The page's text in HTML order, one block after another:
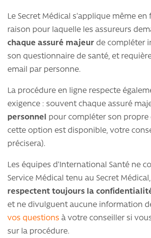
Le Secret Médical s’applique même en
raison pour laquelle les assureurs
chaque assuré majeur de compléter
son questionnaire de santé, et
email par personne.
La procédure en ligne respecte
exigence : souvent chaque assuré
personnel
pour compléter son propre
cette option est disponible, votre
précisera).
Les équipes d’International Santé ne
Service Médical tenu au Secret
respectent toujours la
et ne divulguent aucune information
vos questions à votre conseiller si
sur la procédure.